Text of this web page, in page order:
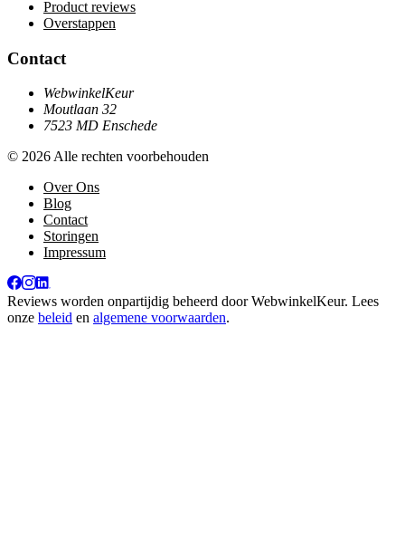
Product reviews
Overstappen
Contact
WebwinkelKeur
Moutlaan 32
7523 MD Enschede
© 2026 Alle rechten voorbehouden
Over Ons
Blog
Contact
Storingen
Impressum
Reviews worden onpartijdig beheerd doorWebwinkelKeur. Lees
onze beleid en algemene voorwaarden.